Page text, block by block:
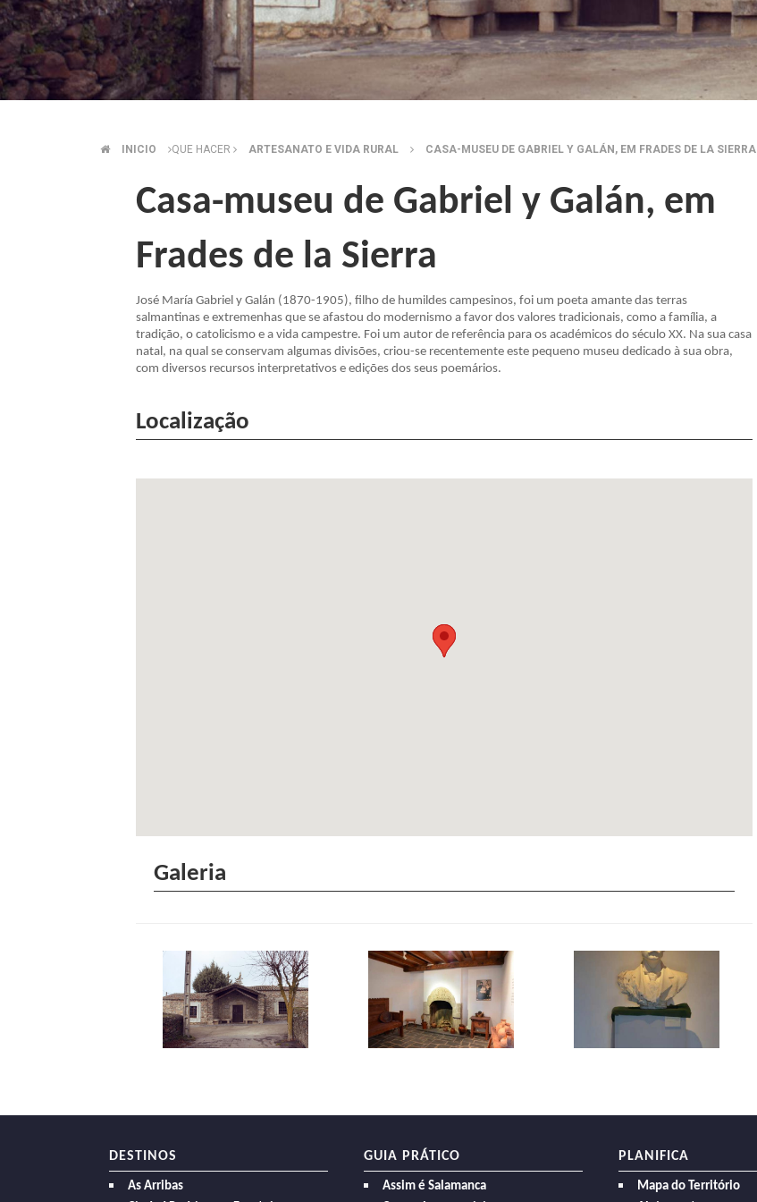
BREADCRUMB
INICIO QUE HACER ARTESANATO E VIDA RURAL CASA-MUSEU DE GABRIEL Y GALÁN, EM FRADES DE LA SIERRA
Casa-museu de Gabriel y Galán, em
Frades de la Sierra
José María Gabriel y Galán (1870-1905), filho de humildes campesinos, foi um poeta amante das terras
salmantinas e extremenhas que se afastou do modernismo a favor dos valores tradicionais, como a família, a
tradição, o catolicismo e a vida campestre. Foi um autor de referência para os académicos do século XX. Na sua casa
natal, na qual se conservam algumas divisões, criou-se recentemente este pequeno museu dedicado à sua obra,
com diversos recursos interpretativos e edições dos seus poemários.
Localização
Galeria
DESTINOS
As Arribas
GUIA PRÁTICO
Assim é Salamanca
PLANIFICA
Mapa do Território